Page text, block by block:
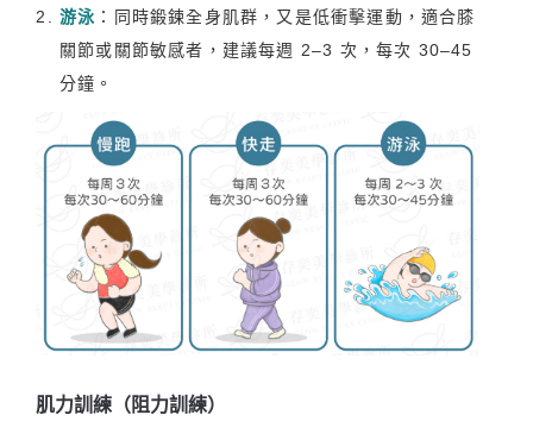
游泳 ：同時鍛鍊全身肌群，又是低衝擊運動，適合膝
關節或關節敏感者，建議每週 2–3 次，每次 30–45
分鐘。
肌力訓練（阻力訓練）